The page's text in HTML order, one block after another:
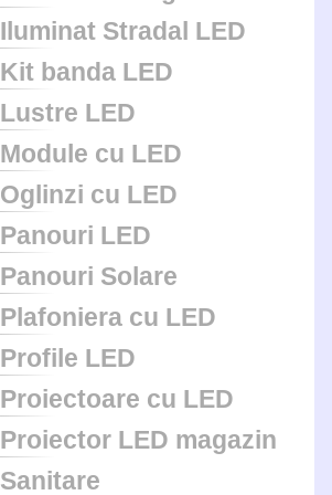
Iluminat Stradal LED
Kit banda LED
Lustre LED
Module cu LED
Oglinzi cu LED
Panouri LED
Panouri Solare
Plafoniera cu LED
Profile LED
Proiectoare cu LED
Proiector LED magazin
Sanitare